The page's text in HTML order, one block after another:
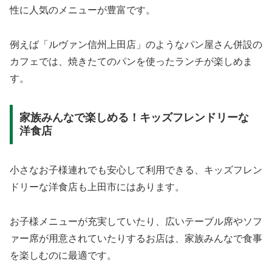
性に人気のメニューが豊富です。
例えば「ルヴァン信州上田店」のようなパン屋さん併設の
カフェでは、焼きたてのパンを使ったランチが楽しめま
す。
家族みんなで楽しめる！キッズフレンドリーな
洋食店
小さなお子様連れでも安心して利用できる、キッズフレン
ドリーな洋食店も上田市にはあります。
お子様メニューが充実していたり、広いテーブル席やソフ
ァー席が用意されていたりするお店は、家族みんなで食事
を楽しむのに最適です。